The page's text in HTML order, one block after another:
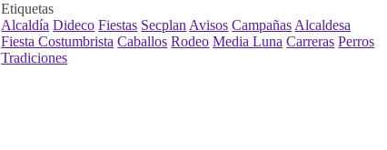
Etiquetas
Alcaldía Dideco Fiestas Secplan Avisos Campañas Alcaldesa
Fiesta Costumbrista Caballos Rodeo Media Luna Carreras Perros
Tradiciones